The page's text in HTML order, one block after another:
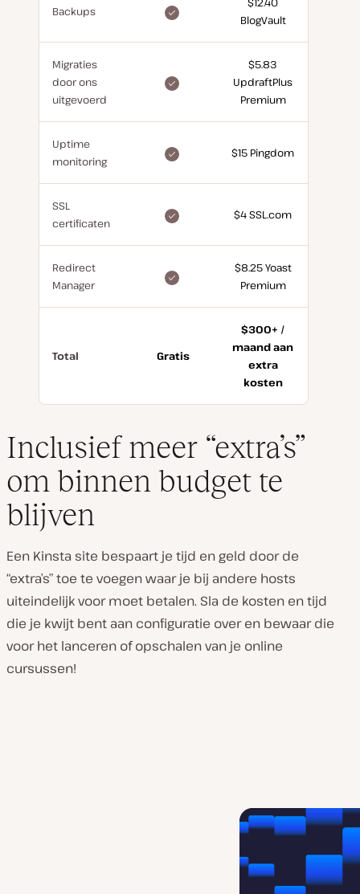
Backups
BlogVault
Migraties
door ons
uitgevoerd
$5.83
UpdraftPlus
Premium
Uptime
monitoring
free
$15 Pingdom
SSL
certificaten
free
$4 SSL.com
Redirect
Manager
free
$8.25 Yoast
Premium
Total Gratis
$300+ /
maand aan
extra
kosten
Inclusief meer “extra’s”
om binnen budget te
blijven
Een Kinsta site bespaart je tijd en geld door de
“extra’s” toe te voegen waar je bij andere hosts
uiteindelijk voor moet betalen. Sla de kosten en tijd
die je kwijt bent aan configuratie over en bewaar die
voor het lanceren of opschalen van je online
cursussen!